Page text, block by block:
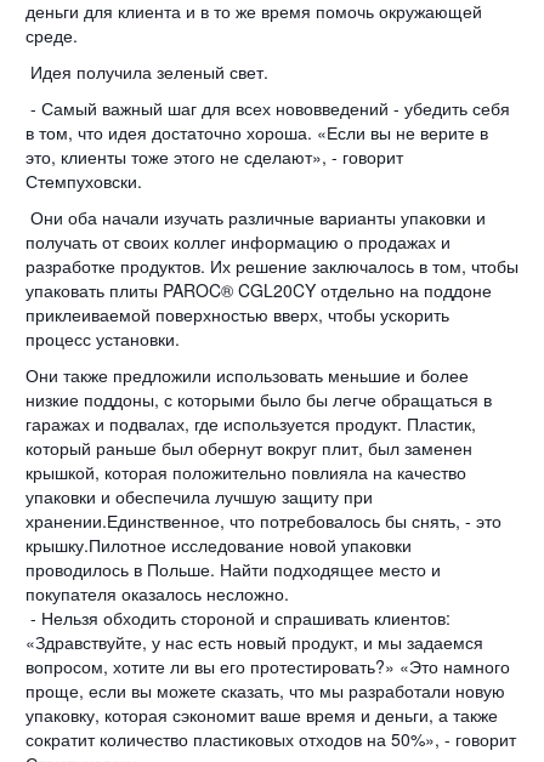
деньги для клиента и в то же время помочь окружающей
среде.
Идея получила зеленый свет.
- Самый важный шаг для всех нововведений - убедить себя
в том, что идея достаточно хороша. «Если вы не верите в
это, клиенты тоже этого не сделают», - говорит
Стемпуховски.
Они оба начали изучать различные варианты упаковки и
получать от своих коллег информацию о продажах и
разработке продуктов. Их решение заключалось в том, чтобы
упаковать плиты PAROC® CGL20CY отдельно на поддоне
приклеиваемой поверхностью вверх, чтобы ускорить
процесс установки.
Они также предложили использовать меньшие и более
низкие поддоны, с которыми было бы легче обращаться в
гаражах и подвалах, где используется продукт. Пластик,
который раньше был обернут вокруг плит, был заменен
крышкой, которая положительно повлияла на качество
упаковки и обеспечила лучшую защиту при
хранении.Единственное, что потребовалось бы снять, - это
крышку.Пилотное исследование новой упаковки
проводилось в Польше. Найти подходящее место и
покупателя оказалось несложно.
- Нельзя обходить стороной и спрашивать клиентов:
«Здравствуйте, у нас есть новый продукт, и мы задаемся
вопросом, хотите ли вы его протестировать?» «Это намного
проще, если вы можете сказать, что мы разработали новую
упаковку, которая сэкономит ваше время и деньги, а также
сократит количество пластиковых отходов на 50%», - говорит